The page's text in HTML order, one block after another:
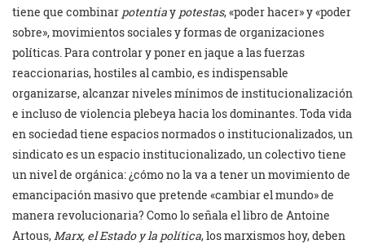
tiene que combinar potentiay potestas, «poder hacer» y «poder
sobre», movimientos sociales y formas de organizaciones
políticas. Para controlar y poner en jaque a las fuerzas
reaccionarias, hostiles al cambio, es indispensable
organizarse, alcanzar niveles mínimos de institucionalización
e incluso de violencia plebeya hacia los dominantes. Toda vida
en sociedad tiene espacios normados o institucionalizados, un
sindicato es un espacio institucionalizado, un colectivo tiene
un nivel de orgánica: ¿cómo no la va a tener un movimiento de
emancipación masivo que pretende «cambiar el mundo» de
manera revolucionaria? Como lo señala el libro de Antoine
Artous, Marx, el Estado y la política, los marxismos hoy, deben